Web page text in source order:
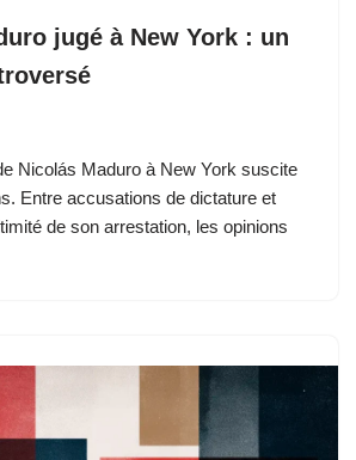
jugé à New York : un
Nicolás Maduro à New York suscite
Entre accusations de dictature et
de son arrestation, les opinions